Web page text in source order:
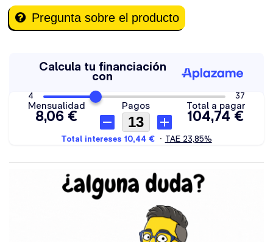
Pregunta sobre el producto